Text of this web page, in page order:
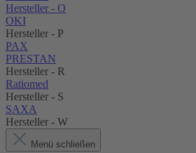
Hersteller - O
OKI
Hersteller - P
PAX
PRESTAN
Hersteller - R
Ratiomed
Hersteller - S
SAXA
Hersteller - W
Menü schließen